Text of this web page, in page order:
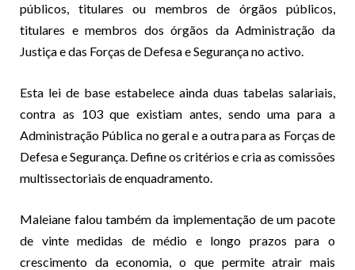
públicos, titulares ou membros de órgãos públicos,
titulares e membros dos órgãos da Administração da
Justiça e das Forças de Defesa e Segurança no activo.
Esta lei de base estabelece ainda duas tabelas salariais,
contra as 103 que existiam antes, sendo uma para a
Administração Pública no geral e a outra para as Forças de
Defesa e Segurança. Define os critérios e cria as comissões
multissectoriais de enquadramento.
Maleiane falou também da implementação de um pacote
de vinte medidas de médio e longo prazos para o
crescimento da economia, o que permite atrair mais